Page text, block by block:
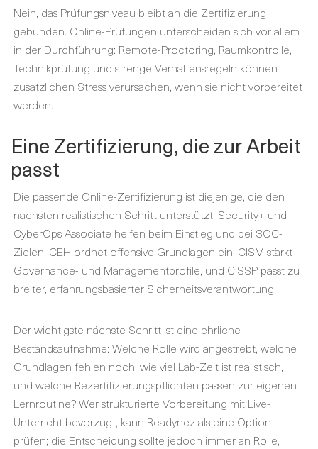
Nein, das Prüfungsniveau bleibt an die Zertifizierung
gebunden. Online-Prüfungen unterscheiden sich vor allem
in der Durchführung: Remote-Proctoring, Raumkontrolle,
Technikprüfung und strenge Verhaltensregeln können
zusätzlichen Stress verursachen, wenn sie nicht vorbereitet
werden.
Eine Zertifizierung, die zur Arbeit
passt
Die passende Online-Zertifizierung ist diejenige, die den
nächsten realistischen Schritt unterstützt. Security+ und
CyberOps Associate helfen beim Einstieg und bei SOC-
Zielen, CEH ordnet offensive Grundlagen ein, CISM stärkt
Governance- und Managementprofile, und CISSP passt zu
breiter, erfahrungsbasierter Sicherheitsverantwortung.
Der wichtigste nächste Schritt ist eine ehrliche
Bestandsaufnahme: Welche Rolle wird angestrebt, welche
Grundlagen fehlen noch, wie viel Lab-Zeit ist realistisch,
und welche Rezertifizierungspflichten passen zur eigenen
Lernroutine? Wer strukturierte Vorbereitung mit Live-
Unterricht bevorzugt, kann Readynez als eine Option
prüfen; die Entscheidung sollte jedoch immer an Rolle,